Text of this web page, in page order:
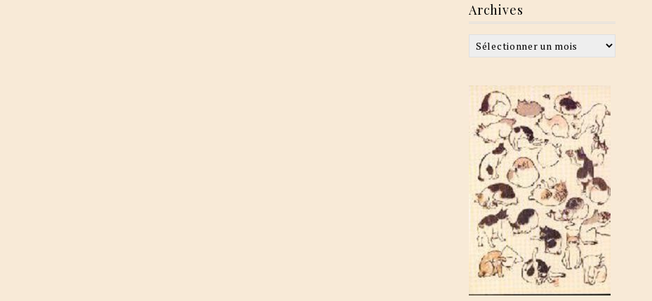
Archives
Archives